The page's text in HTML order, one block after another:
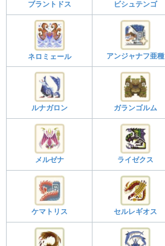
ブラントドス ビシュテンゴ
ネロミェール アンジャナフ亜種
ルナガロン ガランゴルム
メルゼナ ライゼクス
ケマトリス セルレギオス